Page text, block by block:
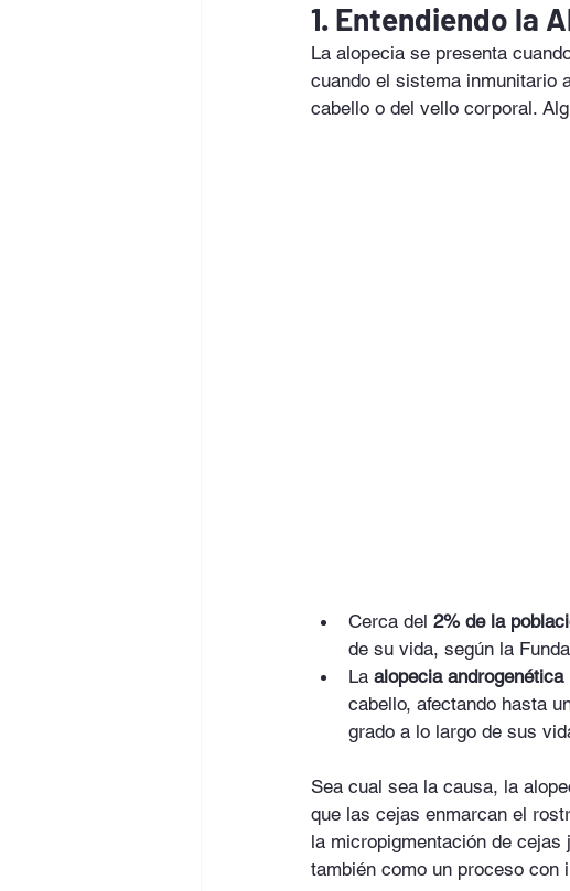
1. Entendiendo la
La alopecia se presenta
cuando el sistema inmunitario
cabello o del vello corporal.
Cerca del 2% de la
de su vida, según la
La alopecia androgenética
cabello, afectando hasta
grado a lo largo de sus
Sea cual sea la causa, la
que las cejas enmarcan el
la micropigmentación de
también como un proceso con